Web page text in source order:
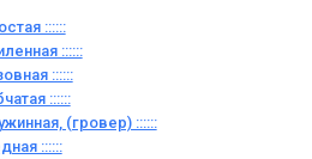
::::::
::::::
::::::
::::::
(гровер) ::::::
::::::